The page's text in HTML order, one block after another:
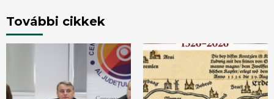
További cikkek